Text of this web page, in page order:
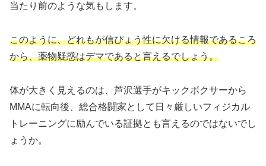
当たり前のような気もします。
このように、どれもが信ぴょう性に欠ける情報であるころ
から、薬物疑惑はデマであると言えるでしょう。
体が大きく見えるのは、芦沢選手がキックボクサーから
MMAに転向後、総合格闘家として日々厳しいフィジカル
トレーニングに励んでいる証拠とも言えるのではないでし
ょうか。